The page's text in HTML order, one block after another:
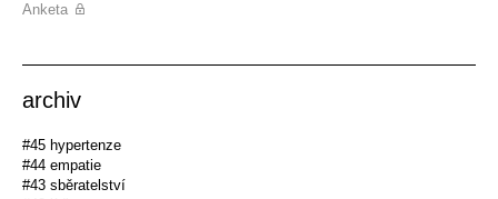
Anketa
archiv
#45 hypertenze
#44 empatie
#43 sběratelství